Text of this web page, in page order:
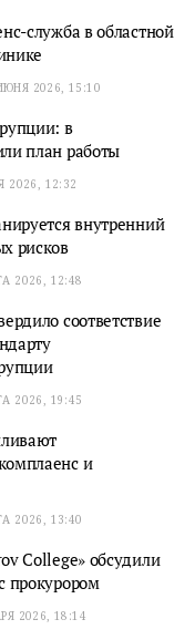
служба в областной
2026, 15:10
в
план работы
2026, 12:32
внутренний
рисков
2026, 12:48
соответствие
2026, 19:45
и
2026, 13:40
College» обсудили
прокурором
2026, 18:14